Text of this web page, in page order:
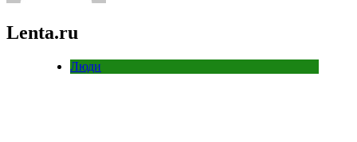
Lenta.ru
Люди